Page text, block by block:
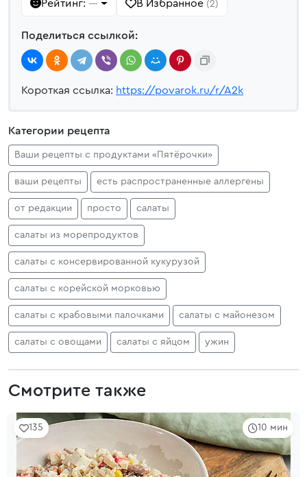
Рейтинг: — В Избранное (2)
Поделиться ссылкой:
Короткая ссылка: https://povarok.ru/r/A2k
Категории рецепта
Ваши рецепты с продуктами «Пятёрочки»
ваши рецепты есть распространенные аллергены
от редакции просто салаты
салаты из морепродуктов
салаты с консервированной кукурузой
салаты с корейской морковью
салаты с крабовыми палочками салаты с майонезом
салаты с овощами салаты с яйцом ужин
Смотрите также
10 мин
135